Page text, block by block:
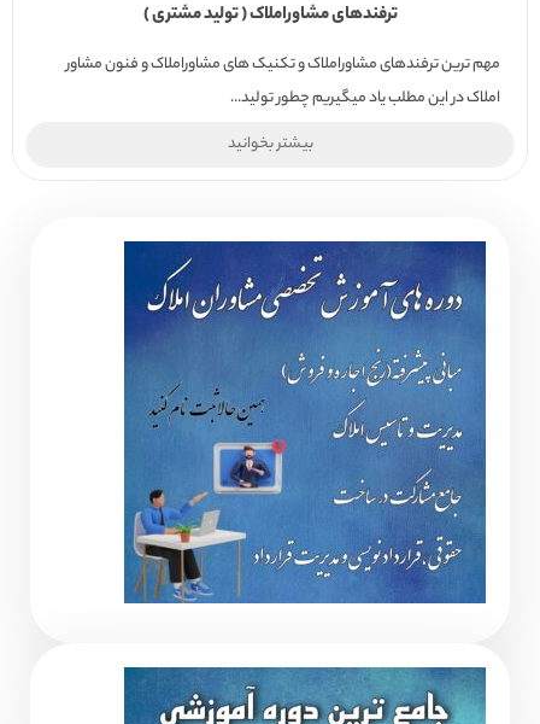
ترفندهای مشاوراملاک ( تولید مشتری )
مهم ترین ترفندهای مشاوراملاک و تکنیک های مشاوراملاک و فنون مشاور
املاک در این مطلب یاد میگیریم چطور تولید...
بیشتر بخوانید